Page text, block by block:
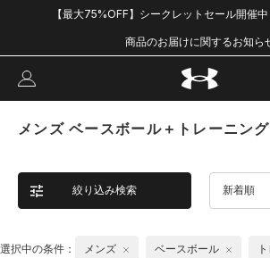
【最大75%OFF】シークレットセール開催
商品のお届けに関するお知ら
メンズ ベースボール＋トレーニン
絞り込み検索 新着順
選択中の条件： メンズ ベースボール